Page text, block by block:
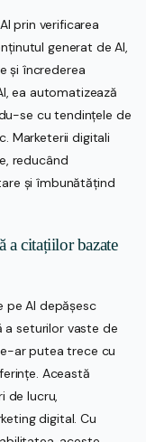
prin verificarea
generat de AI,
și încrederea
ea automatizează
se cu tendințele de
Marketerii digitali
reducând
și îmbunătățind
a citațiilor bazate
pe AI depășesc
a seturilor vaste de
ar putea trece cu
Această
de lucru,
digital. Cu